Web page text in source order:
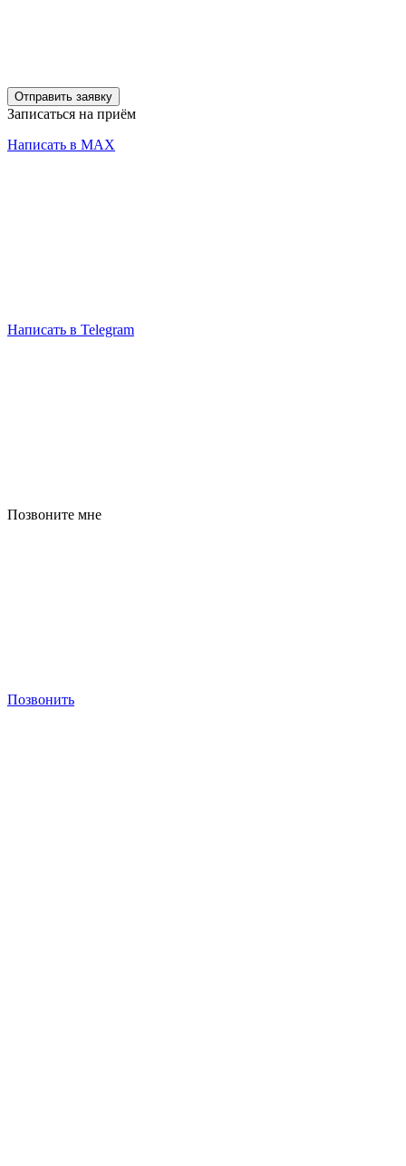
Отправить заявку
Записаться на приём
Написать в MAX
Написать в Telegram
Позвоните мне
Позвонить